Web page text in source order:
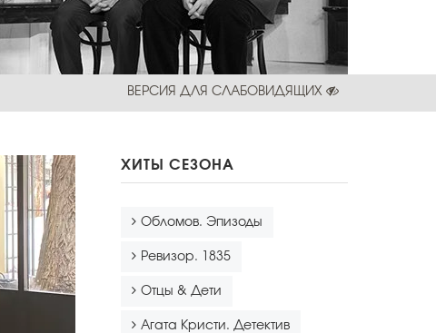
ВЕРСИЯ ДЛЯ СЛАБОВИДЯЩИХ
ХИТЫ СЕЗОНА
Обломов. Эпизоды
Ревизор. 1835
Отцы & Дети
Агата Кристи. Детектив